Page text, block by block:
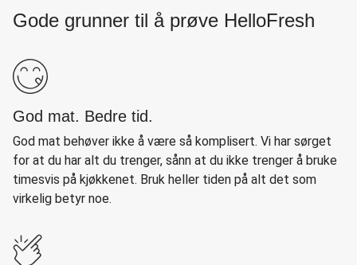
Gode grunner til å prøve HelloFresh
God mat. Bedre tid.
God mat behøver ikke å være så komplisert. Vi har sørget
for at du har alt du trenger, sånn at du ikke trenger å bruke
timesvis på kjøkkenet. Bruk heller tiden på alt det som
virkelig betyr noe.